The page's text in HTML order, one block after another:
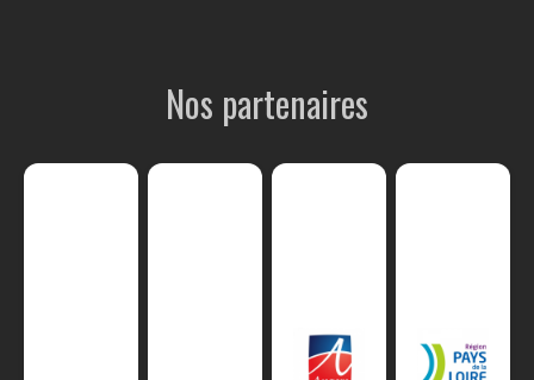
Nos partenaires